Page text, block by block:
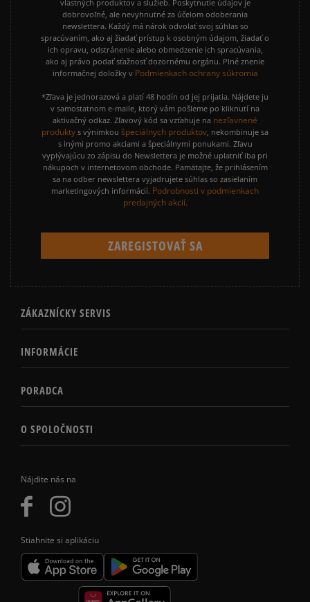
Nájdite nás na
Stiahnite si aplikáciu
vlastných produktov a služieb. Poskytnutie údajov je
dobrovoľné, ale nevyhnutné za účelom odoberania
newslettera. Každý má nárok odvolať svoj súhlas so
spracúvaním, ako aj žiadať prístup k osobným údajom, žiadať o
ich opravu, odstránenie alebo obmedzenie ich spracúvania,
ako aj právo podať sťažnosť dozornému orgánu. Plné znenie
informačnej doložky v Podmienkach ochrany súkromia
*Zľava je jednorazová a platí 48 hodín od jej prijatia. Nájdete ju
v samostatnom e-maile, ktorý vám pošleme po kliknutí na
aktivačný odkaz. Zľavový kód sa vzťahuje na nezľavnené
produkty s výnimkou špeciálnych produktov, nekombinuje sa
s inými promo akciami a špeciálnymi ponukami. Zľavu
vyplývajúcu zo zápisu do Newslettera je možné uplatniť iba pri
nákupoch v internetovom obchode. Pamätajte, že prihlásením
sa na odber newslettera vyjadrujete súhlas so zasielaním
marketingových informácií. Podrobnosti v podmienkach
predajných akcií.
ZÁKAZNÍCKY SERVIS
INFORMÁCIE
PORADCA
O SPOLOČNOSTI